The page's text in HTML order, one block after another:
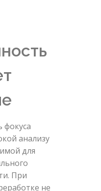
фокуса
анализу
для
При
не